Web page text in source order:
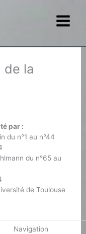
de la
par :
du n°1 au n°44
du n°65 au
de Toulouse
Navigation